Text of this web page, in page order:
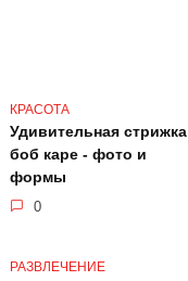
КРАСОТА
Удивительная стрижка
боб каре - фото и
формы
0
РАЗВЛЕЧЕНИЕ